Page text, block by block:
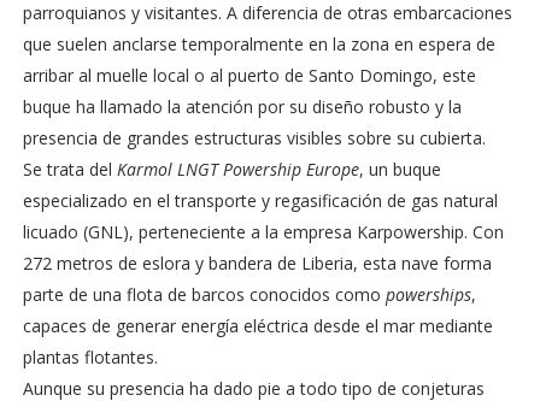
parroquianos y visitantes. A diferencia de otras embarcaciones
que suelen anclarse temporalmente en la zona en espera de
arribar al muelle local o al puerto de Santo Domingo, este
buque ha llamado la atención por su diseño robusto y la
presencia de grandes estructuras visibles sobre su cubierta.
Se trata del Karmol LNGT Powership Europe, un buque
especializado en el transporte y regasificación de gas natural
licuado (GNL), perteneciente a la empresa Karpowership. Con
272 metros de eslora y bandera de Liberia, esta nave forma
parte de una flota de barcos conocidos como powerships,
capaces de generar energía eléctrica desde el mar mediante
plantas flotantes.
Aunque su presencia ha dado pie a todo tipo de conjeturas